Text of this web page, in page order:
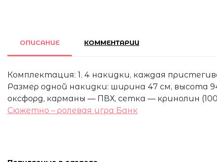
ОПИСАНИЕ КОММЕНТАРИИ
Комплектация: 1. 4 накидки, каждая
Размер одной накидки: ширина 47 см, высота
оксфорд, карманы — ПВХ, сетка — кринолин
Сюжетно – ролевая игра Банк